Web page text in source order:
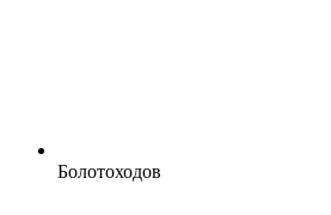
Болотоходов